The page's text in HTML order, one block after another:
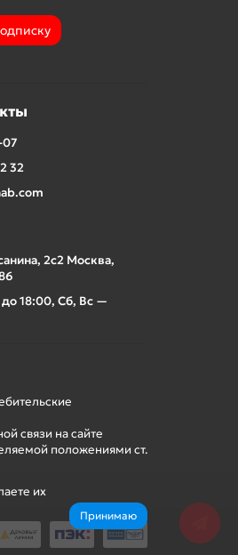
их
Принимаю
07
32
2с2 Москва,
18:00, Сб, Вс —
связи на сайте
положениями ст.